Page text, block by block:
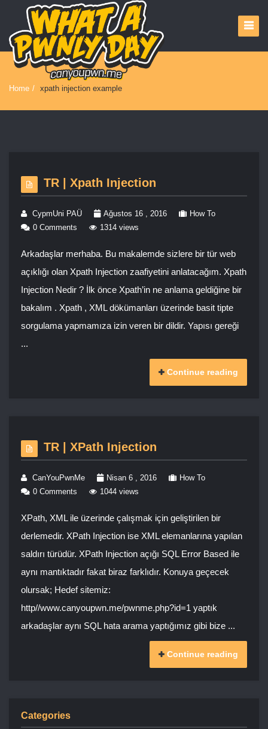
Home / xpath injection example
TR | Xpath Injection
CypmUni PAÜ Ağustos 16 , 2016
How To
0 Comments
1314 views
Arkadaşlar merhaba. Bu makalemde sizlere bir tür web
açıklığı olan Xpath Injection zaafiyetini anlatacağım. Xpath
Injection Nedir ? İlk önce Xpath’in ne anlama geldiğine bir
bakalım . Xpath , XML dökümanları üzerinde basit tipte
sorgulama yapmamıza izin veren bir dildir. Yapısı gereği
...
Continue reading
TR | XPath Injection
CanYouPwnMe Nisan 6 , 2016
How To
0 Comments
1044 views
XPath, XML ile üzerinde çalışmak için geliştirilen bir
derlemedir. XPath Injection ise XML elemanlarına yapılan
saldırı türüdür. XPath Injection açığı SQL Error Based ile
aynı mantıktadır fakat biraz farklıdır. Konuya geçecek
olursak; Hedef sitemiz:
http//www.canyoupwn.me/pwnme.php?id=1 yaptık
arkadaşlar aynı SQL hata arama yaptığımız gibi bize ...
Continue reading
Categories